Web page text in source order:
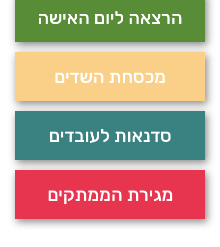
הרצאה ליום האישה
מכסחת השדים
סדנאות לעובדים
מגירת הממתקים